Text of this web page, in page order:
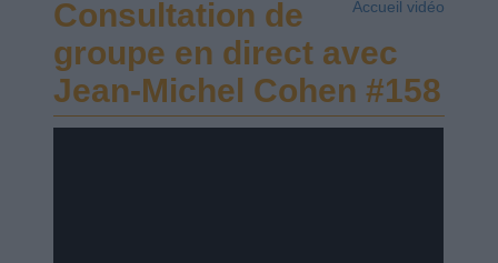
Accueil vidéo
Consultation de
groupe en direct avec
Jean-Michel Cohen #158